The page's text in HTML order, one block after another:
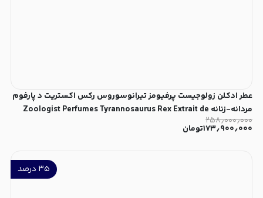
عطر ادکلن زولوجیست پرفیومز تیرانوسوروس رکس اکستریت د پارفوم
مردانه-زنانه Zoologist Perfumes Tyrannosaurus Rex Extrait de
Parfum Unisex
۲۵۸٫۰۰۰٫۰۰۰
۱۷۳٫۹۰۰٫۰۰۰تومان
۳۵ درصد